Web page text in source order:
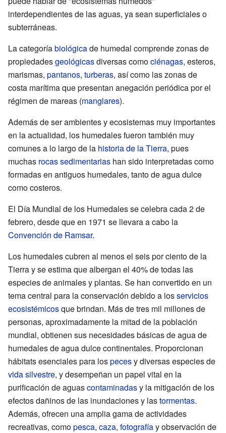
interdependientes de las aguas, ya sean superficiales o
subterráneas.
La categoríabiológicade humedal comprende zonas de
propiedadesgeológicasdiversas comociénagas, esteros,
marismas, pantanos, turberas, así como las zonas de
costa marítima que presentan anegación periódica por el
régimen de mareas (manglares).
Además de ser ambientes y ecosistemas muy importantes
en la actualidad, los humedales fueron también muy
comunes a lo largo de la historia de la Tierra, pues
muchas rocas sedimentarias han sido interpretadas como
formadas en antiguos humedales, tanto de agua dulce
como costeros.
El Día Mundial de los Humedales se celebra cada 2 de
febrero, desde que en 1971 se llevara a cabo la
Convención de Ramsar.
Los humedales cubren al menos el seis por ciento de la
Tierra y se estima que albergan el 40% de todas las
especies de animales y plantas. Se han convertido en un
tema central para la conservación debido a losservicios
ecosistémicosque brindan. Más de tres mil millones de
personas, aproximadamente la mitad de la población
mundial, obtienen sus necesidades básicas de agua de
humedales de agua dulce continentales. Proporcionan
hábitats esenciales para lospecesy diversas especies de
vida silvestre, y desempeñan un papel vital en la
purificación de aguascontaminadasy la mitigación de los
efectos dañinos de las inundaciones y lastormentas.
Además, ofrecen una amplia gama de actividades
recreativas, comopesca, caza, fotografíay observación de